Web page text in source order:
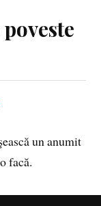
un anumit
facă.